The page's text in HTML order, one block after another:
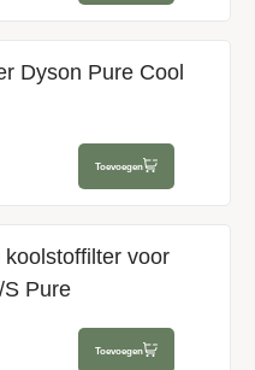
Dyson Pure Cool
Toevoegen
voor
S Pure
Toevoegen